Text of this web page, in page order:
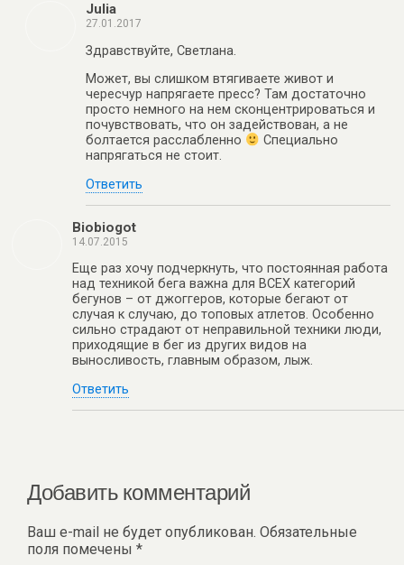
Julia
27.01.2017
Здравствуйте, Светлана.
Может, вы слишком втягиваете живот и
чересчур напрягаете пресс? Там достаточно
просто немного на нем сконцентрироваться и
почувствовать, что он задействован, а не
болтается расслабленно
Специально
напрягаться не стоит.
Ответить
Biobiogot
14.07.2015
Еще раз хочу подчеркнуть, что постоянная работа
над техникой бега важна для ВСЕХ категорий
бегунов – от джоггеров, которые бегают от
случая к случаю, до топовых атлетов. Особенно
сильно страдают от неправильной техники люди,
приходящие в бег из других видов на
выносливость, главным образом, лыж.
Ответить
Добавить комментарий
Ваш e-mail не будет опубликован. Обязательные
поля помечены *